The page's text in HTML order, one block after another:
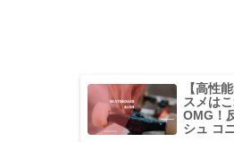
【高性
スメは
OMG！
シュ コ